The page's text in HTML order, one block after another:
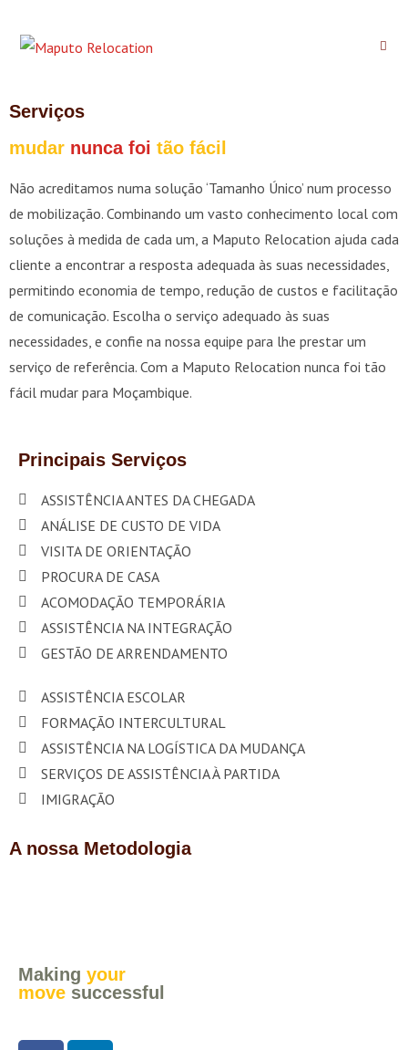
Serviços
mudar nunca foi tão fácil
Não acreditamos numa solução ‘Tamanho Único’ num processo
de mobilização. Combinando um vasto conhecimento local com
soluções à medida de cada um, a Maputo Relocation ajuda cada
cliente a encontrar a resposta adequada às suas necessidades,
permitindo economia de tempo, redução de custos e facilitação
de comunicação. Escolha o serviço adequado às suas
necessidades, e confie na nossa equipe para lhe prestar um
serviço de referência. Com a Maputo Relocation nunca foi tão
fácil mudar para Moçambique.
Principais Serviços
ASSISTÊNCIA ANTES DA CHEGADA
ANÁLISE DE CUSTO DE VIDA
VISITA DE ORIENTAÇÃO
PROCURA DE CASA
ACOMODAÇÃO TEMPORÁRIA
ASSISTÊNCIA NA INTEGRAÇÃO
GESTÃO DE ARRENDAMENTO
ASSISTÊNCIA ESCOLAR
FORMAÇÃO INTERCULTURAL
ASSISTÊNCIA NA LOGÍSTICA DA MUDANÇA
SERVIÇOS DE ASSISTÊNCIA À PARTIDA
IMIGRAÇÃO
A nossa Metodologia
Making your
move successful